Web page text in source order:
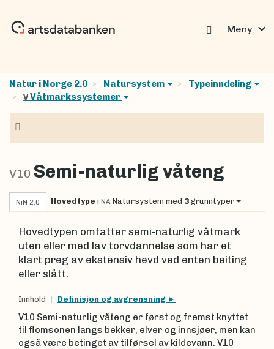
Meny expand_more
Natur i Norge 2.0 Natursystem Typeinndeling
V Våtmarkssystemer
V10 Semi-naturlig våteng
NiN 2.0 Hovedtype i NA Natursystem med 3 grunntyper
Hovedtypen omfatter semi-naturlig våtmark
uten eller med lav torvdannelse som har et
klart preg av ekstensiv hevd ved enten beiting
eller slått.
Innhold Definisjon og avgrensning
V10 Semi-naturlig våteng er først og fremst knyttet
til flomsonen langs bekker, elver og innsjøer, men kan
også være betinget av tilførsel av kildevann. V10